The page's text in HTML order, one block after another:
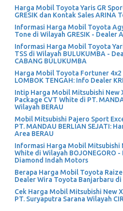
Harga Mobil Toyota Yaris GR
GRESIK dan Kontak Sales ARINA
Informasi Harga Mobil Toyota
Tone di Wilayah GRESIK - Dealer
Informasi Harga Mobil Toyota
TSS di Wilayah BULUKUMBA -
CABANG BULUKUMBA
Harga Mobil Toyota Fortuner 4x2
LOMBOK TENGAH: Info Dealer
Intip Harga Mobil Mitsubishi New
Package CVT White di PT.
Wilayah BERAU
Mobil Mitsubishi Pajero Sport
PT. MANDAU BERLIAN SEJATI:
Area BERAU
Informasi Harga Mobil Mitsubishi
White di Wilayah BOJONEGORO
Diamond Indah Motors
Berapa Harga Mobil Toyota
Dealer Wira Toyota Banjarbaru di
Cek Harga Mobil Mitsubishi New
PT. Suryaputra Sarana Wilayah